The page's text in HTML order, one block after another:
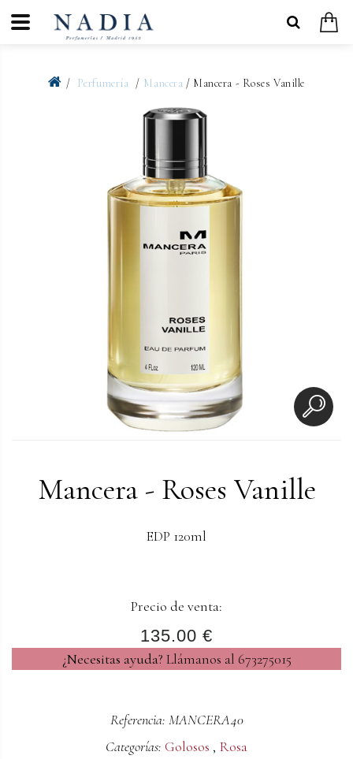
Perfumería Mancera / Mancera - Roses Vanille
Mancera - Roses Vanille
EDP 120ml
Precio de venta:
135.00 €
¿Necesitas ayuda? Llámanos al 673275015
Referencia: MANCERA40
Categorías: Golosos , Rosa